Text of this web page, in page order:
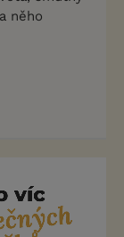
něho